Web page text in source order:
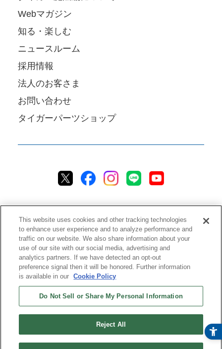
Webマガジン
知る・楽しむ
ニュースルーム
採用情報
法人のお客さま
お問い合わせ
タイガーパーツショップ
プライバシーポリシー クッキーポリシー
アクセシビリティ
ご利用規約
情報セキュリティ方針
ソーシャルメディア利用方針
ストアご利用規約 配送ポリシー
返品＆返金ポリシー
ストアFAQ
This website uses cookies and other tracking technologies
to enhance user experience and to analyze performance and
traffic on our website. We also share information about your
use of our site with our social media, advertising and
analytics partners. If we have detected an opt-out
preference signal then it will be honored. Further information
is available in our
Cookie Policy
Do Not Sell or Share My Personal Information
Reject All